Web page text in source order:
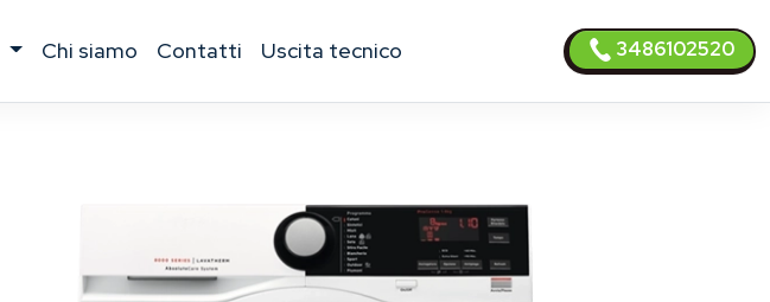
chi siamo contatti uscita tecnico 3486102520